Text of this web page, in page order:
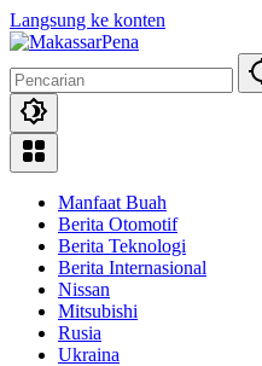
Langsung ke konten
Manfaat Buah
Berita Otomotif
Berita Teknologi
Berita Internasional
Nissan
Mitsubishi
Rusia
Ukraina